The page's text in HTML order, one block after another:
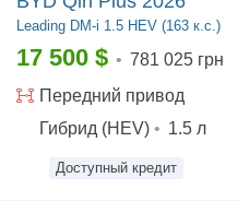
Leading DM-i 1.5 HEV (163 к.с.)
17 500 $ • 781 025 грн
Передний привод
Гибрид (HEV) • 1.5 л
Доступный кредит